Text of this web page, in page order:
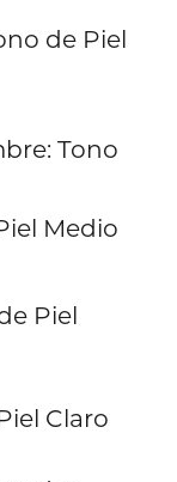
de Piel
Tono
Medio
Piel
Claro